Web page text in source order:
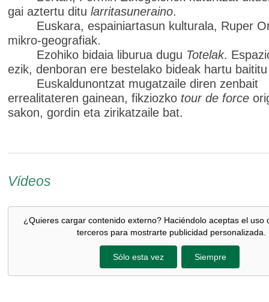
gai aztertu ditu larritasuneraino.
Euskara, espainiartasun kulturala, Ruper
mikro-geografiak.
Ezohiko bidaia liburua dugu Totelak.
ezik, denboran ere bestelako bideak hartu
Euskaldunontzat mugatzaile diren zenbait
errealitateren gainean, fikziozko tour de force
sakon, gordin eta zirikatzaile bat.
Vídeos
¿Quieres cargar contenido externo? Haciéndolo aceptas el uso
terceros para mostrarte publicidad personalizada.
Sólo esta vez Siempre